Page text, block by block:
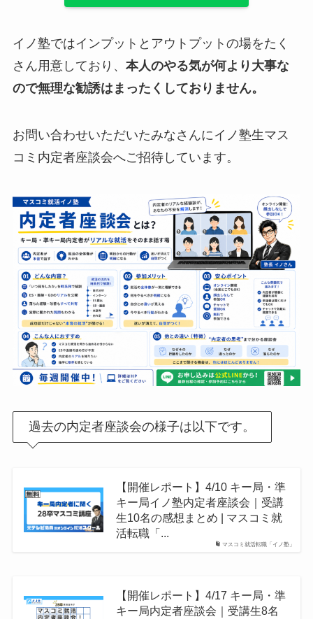
イノ塾ではインプットとアウトプットの場をたく
さん用意しており、 本人のやる気が何より大事な
ので無理な勧誘はまったくしておりません。
お問い合わせいただいたみなさんにイノ塾生マス
コミ内定者座談会へご招待しています。
過去の内定者座談会の様子は以下です。
マスコミ就活転職「イノ塾」
【開催レポート】4/10 キー局・準
キー局イノ塾内定者座談会｜受講
生10名の感想まとめ | マスコミ就
活転職「...
【開催レポート】4/17 キー局・準
キー局内定者座談会｜受講生8名